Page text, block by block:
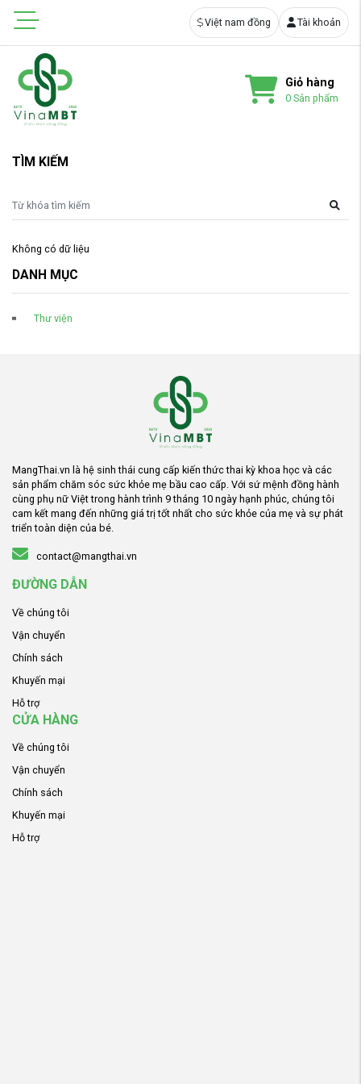
Tài khoản
Việt nam đồng
Giỏ hàng
0Sản phẩm
TÌM KIẾM
Không có dữ liệu
DANH MỤC
Thư viện
MangThai.vn là hệ sinh thái cung cấp kiến thức thai kỳ khoa học và các
sản phẩm chăm sóc sức khỏe mẹ bầu cao cấp. Với sứ mệnh đồng hành
cùng phụ nữ Việt trong hành trình 9 tháng 10 ngày hạnh phúc, chúng tôi
cam kết mang đến những giá trị tốt nhất cho sức khỏe của mẹ và sự phát
triển toàn diện của bé.
contact@mangthai.vn
ĐƯỜNG DẪN
Về chúng tôi
Vận chuyển
Chính sách
Khuyến mại
Hỗ trợ
CỬA HÀNG
Về chúng tôi
Vận chuyển
Chính sách
Khuyến mại
Hỗ trợ